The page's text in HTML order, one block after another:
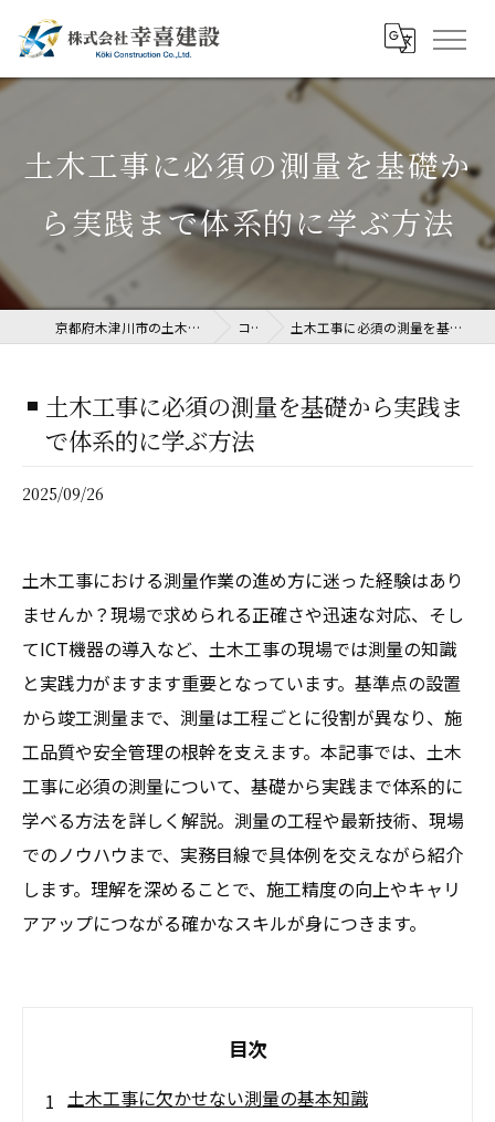
土木工事に必須の測量を基礎か
ら実践まで体系的に学ぶ方法
京都府木津川市の土木工事なら株式会社幸喜建設 コラム 土木工事に必須の測量を基礎から実践まで体系的に学ぶ方法
土木工事に必須の測量を基礎から実践ま
で体系的に学ぶ方法
2025/09/26
土木工事における測量作業の進め方に迷った経験はあり
ませんか？現場で求められる正確さや迅速な対応、そし
てICT機器の導入など、土木工事の現場では測量の知識
と実践力がますます重要となっています。基準点の設置
から竣工測量まで、測量は工程ごとに役割が異なり、施
工品質や安全管理の根幹を支えます。本記事では、土木
工事に必須の測量について、基礎から実践まで体系的に
学べる方法を詳しく解説。測量の工程や最新技術、現場
でのノウハウまで、実務目線で具体例を交えながら紹介
します。理解を深めることで、施工精度の向上やキャリ
アアップにつながる確かなスキルが身につきます。
目次
土木工事に欠かせない測量の基本知識